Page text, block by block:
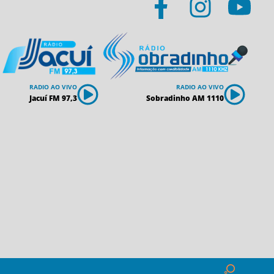
RADIO AO VIVO
Jacuí FM 97,3
RADIO AO VIVO
Sobradinho AM 1110